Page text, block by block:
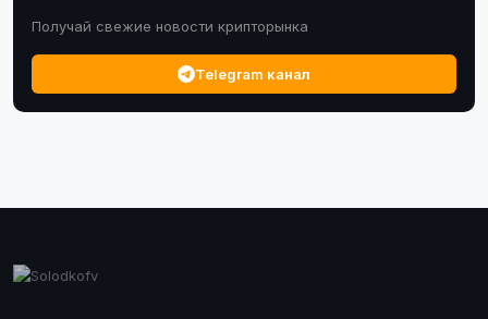
Получай свежие новости крипторынка
Telegram канал